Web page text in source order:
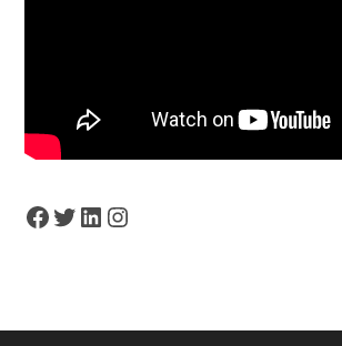
Facebook
TwitterLinkedInInstagram